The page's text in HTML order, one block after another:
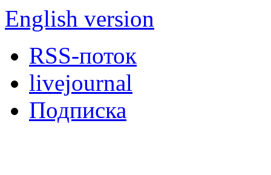
English version
RSS-поток
livejournal
Подписка